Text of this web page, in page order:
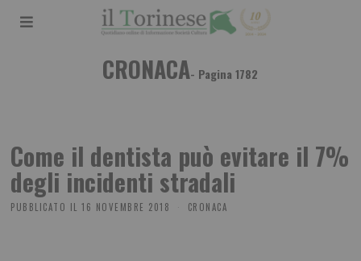
CRONACA- Pagina 1782
Come il dentista può evitare il 7%
degli incidenti stradali
PUBBLICATO IL 16 NOVEMBRE 2018 CRONACA